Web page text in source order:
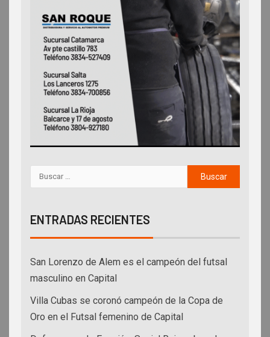
ENTRADAS RECIENTES
San Lorenzo de Alem es el campeón del futsal
masculino en Capital
Villa Cubas se coronó campeón de la Copa de
Oro en el Futsal femenino de Capital